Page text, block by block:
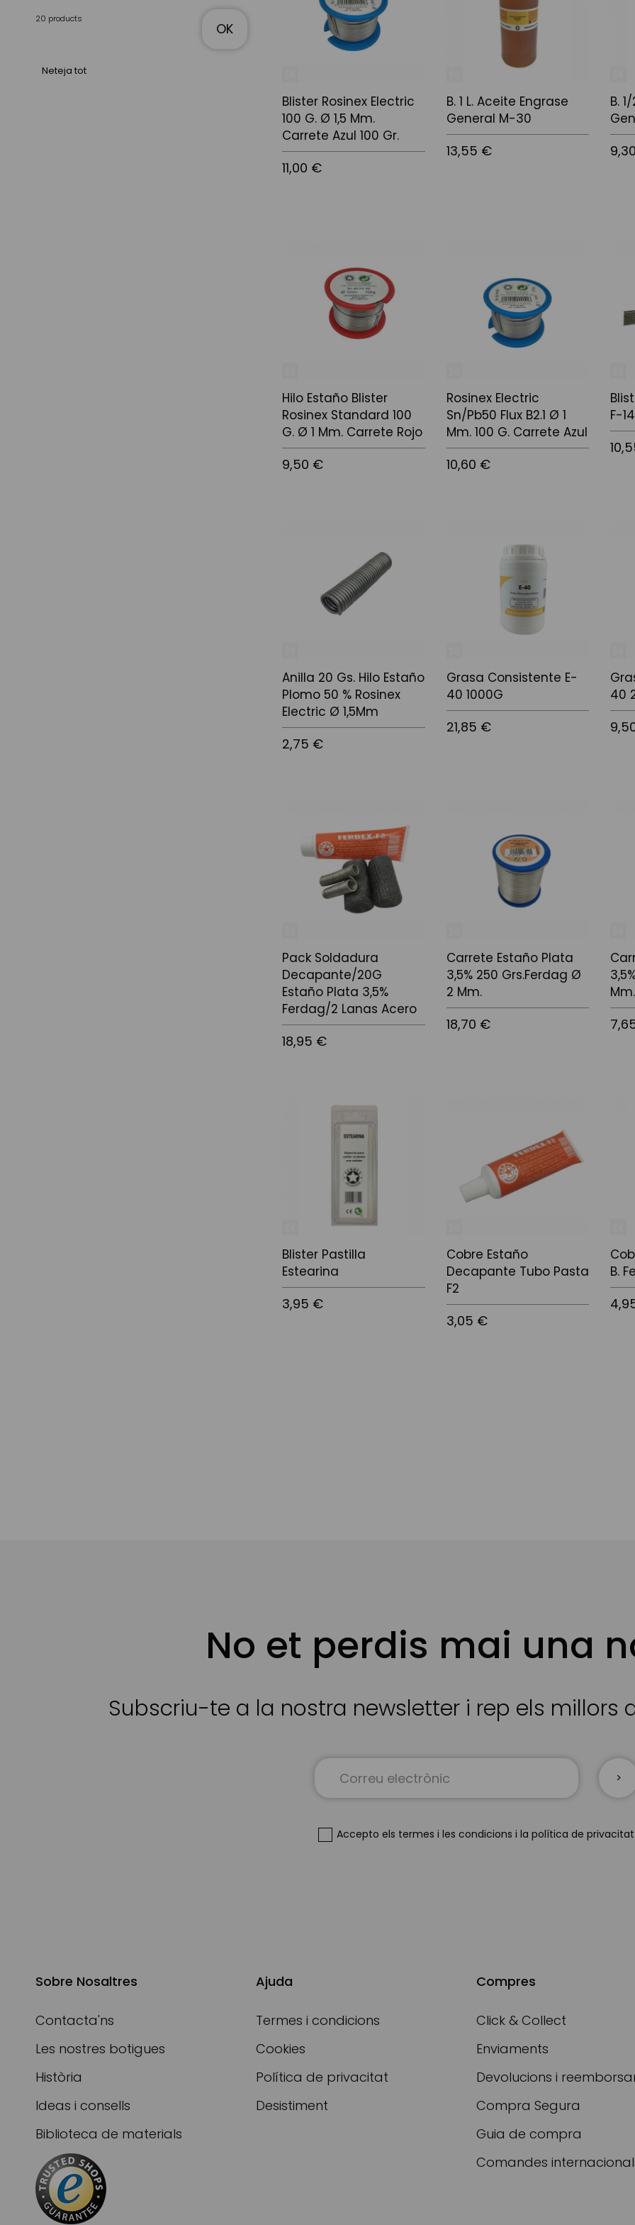
Blister Rosinex Electric
100 G. Ø 1,5 Mm.
Carrete Azul 100 Gr.
11,00 €
B. 1 L. Aceite Engrase
General M-30
13,55 €
B.
Hilo Estaño Blister
Rosinex Standard 100
G. Ø 1 Mm. Carrete Rojo
9,50 €
Rosinex Electric
Sn/Pb50 Flux B2.1 Ø 1
Mm. 100 G. Carrete Azul
10,60 €
F-
Anilla 20 Gs. Hilo Estaño
Plomo 50 % Rosinex
Electric Ø 1,5Mm
2,75 €
Grasa Consistente E-
40 1000G
21,85 €
40
Pack Soldadura
Decapante/20G
Estaño Plata 3,5%
Ferdag/2 Lanas Acero
18,95 €
Carrete Estaño Plata
3,5% 250 Grs.Ferdag Ø
2 Mm.
18,70 €
Mm.
Blister Pastilla
Estearina
3,95 €
Cobre Estaño
Decapante Tubo Pasta
F2
3,05 €
B.
20 products
OK
Neteja tot
No et perdis mai una
Subscriu-te a la nostra newsletter i rep els millors
Up
Accepto els termes i les condicions i la política de privacitat
Sobre Nosaltres
Contacta'ns
Les nostres botigues
Història
Ideas i consells
Biblioteca de materials
Ajuda
Termes i condicions
Cookies
Política de privacitat
Desistiment
Compres
Click & Collect
Enviaments
Devolucions i
Compra Segura
Guia de compra
Comandes